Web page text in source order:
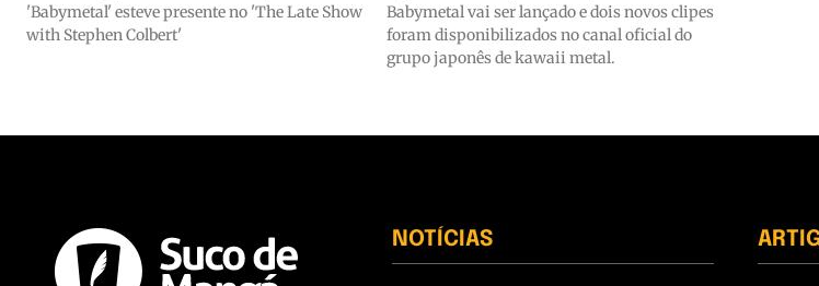
'Babymetal' esteve presente no 'The Late Show
with Stephen Colbert'
Babymetal vai ser lançado e dois novos clipes
foram disponibilizados no canal oficial do
grupo japonês de kawaii metal.
NOTÍCIAS